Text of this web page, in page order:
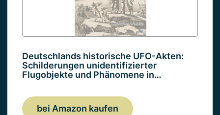
Deutschlands historische UFO-Akten:
Schilderungen unidentifizierter
Flugobjekte und Phänomene in…
bei Amazon kaufen